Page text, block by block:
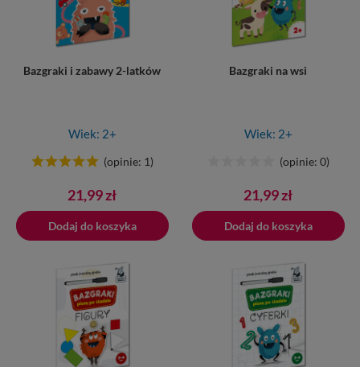
Bazgraki i zabawy 2-latków
Wiek: 2+
(opinie: 1)
Cena
21,99 zł
Dodaj do koszyka
Bazgraki na wsi
Wiek: 2+
(opinie: 0)
Cena
21,99 zł
Dodaj do koszyka
Dodano do koszyka